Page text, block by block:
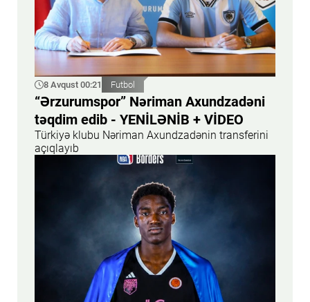
8 Avqust 00:21 Futbol
“Ərzurumspor” Nəriman Axundzadəni
təqdim edib - YENİLƏNİB + VİDEO
Türkiyə klubu Nəriman Axundzadənin transferini
açıqlayıb